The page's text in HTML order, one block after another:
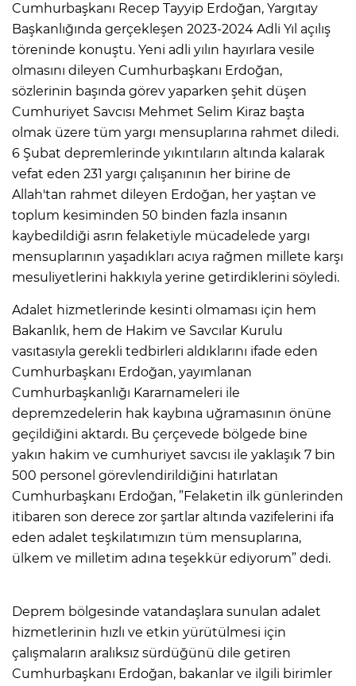
Cumhurbaşkanı Recep Tayyip Erdoğan, Yargıtay
Başkanlığında gerçekleşen 2023-2024 Adli Yıl açılış
töreninde konuştu. Yeni adli yılın hayırlara vesile
olmasını dileyen Cumhurbaşkanı Erdoğan,
sözlerinin başında görev yaparken şehit düşen
Cumhuriyet Savcısı Mehmet Selim Kiraz başta
olmak üzere tüm yargı mensuplarına rahmet diledi.
6 Şubat depremlerinde yıkıntıların altında kalarak
vefat eden 231 yargı çalışanının her birine de
Allah'tan rahmet dileyen Erdoğan, her yaştan ve
toplum kesiminden 50 binden fazla insanın
kaybedildiği asrın felaketiyle mücadelede yargı
mensuplarının yaşadıkları acıya rağmen millete karşı
mesuliyetlerini hakkıyla yerine getirdiklerini söyledi.
Adalet hizmetlerinde kesinti olmaması için hem
Bakanlık, hem de Hakim ve Savcılar Kurulu
vasıtasıyla gerekli tedbirleri aldıklarını ifade eden
Cumhurbaşkanı Erdoğan, yayımlanan
Cumhurbaşkanlığı Kararnameleri ile
depremzedelerin hak kaybına uğramasının önüne
geçildiğini aktardı. Bu çerçevede bölgede bine
yakın hakim ve cumhuriyet savcısı ile yaklaşık 7 bin
500 personel görevlendirildiğini hatırlatan
Cumhurbaşkanı Erdoğan, ”Felaketin ilk günlerinden
itibaren son derece zor şartlar altında vazifelerini ifa
eden adalet teşkilatımızın tüm mensuplarına,
ülkem ve milletim adına teşekkür ediyorum” dedi.
Deprem bölgesinde vatandaşlara sunulan adalet
hizmetlerinin hızlı ve etkin yürütülmesi için
çalışmaların aralıksız sürdüğünü dile getiren
Cumhurbaşkanı Erdoğan, bakanlar ve ilgili birimler